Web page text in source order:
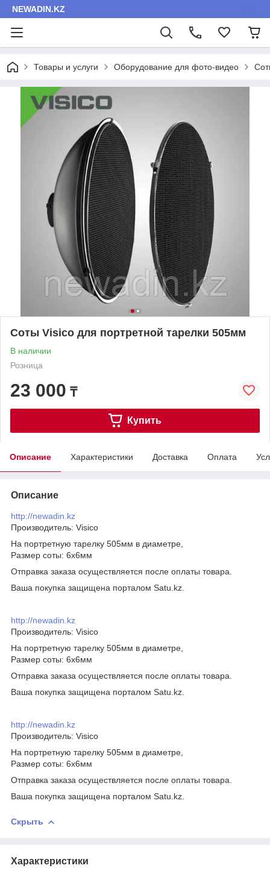
NEWADIN.KZ
Товары и услуги Оборудование для фото-видео
Соты Visico для портретной тарелки 505мм
В наличии
Розница
23 000 ₸
Купить
Описание Характеристики Доставка Оплата
Описание
http://newadin.kz
Производитель: Visico
На портретную тарелку 505мм в диаметре,
Размер соты: 6х6мм
Отправка заказа осуществляется после оплаты товара.
Ваша покупка защищена порталом Satu.kz.
http://newadin.kz
Производитель: Visico
На портретную тарелку 505мм в диаметре,
Размер соты: 6х6мм
Отправка заказа осуществляется после оплаты товара.
Ваша покупка защищена порталом Satu.kz.
http://newadin.kz
Производитель: Visico
На портретную тарелку 505мм в диаметре,
Размер соты: 6х6мм
Отправка заказа осуществляется после оплаты товара.
Ваша покупка защищена порталом Satu.kz.
Скрыть
Характеристики